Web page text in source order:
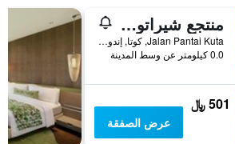
منتجع شيراتون بالي كوتا
Jalan Pantai Kuta, كوتا, إندونيسيا
0.0 كيلومتر عن وسط المدينة
501 ﷼
عرض الصفقة